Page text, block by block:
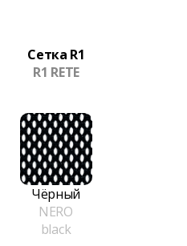
Сетка R1
R1 RETE
Чёрный
NERO
black